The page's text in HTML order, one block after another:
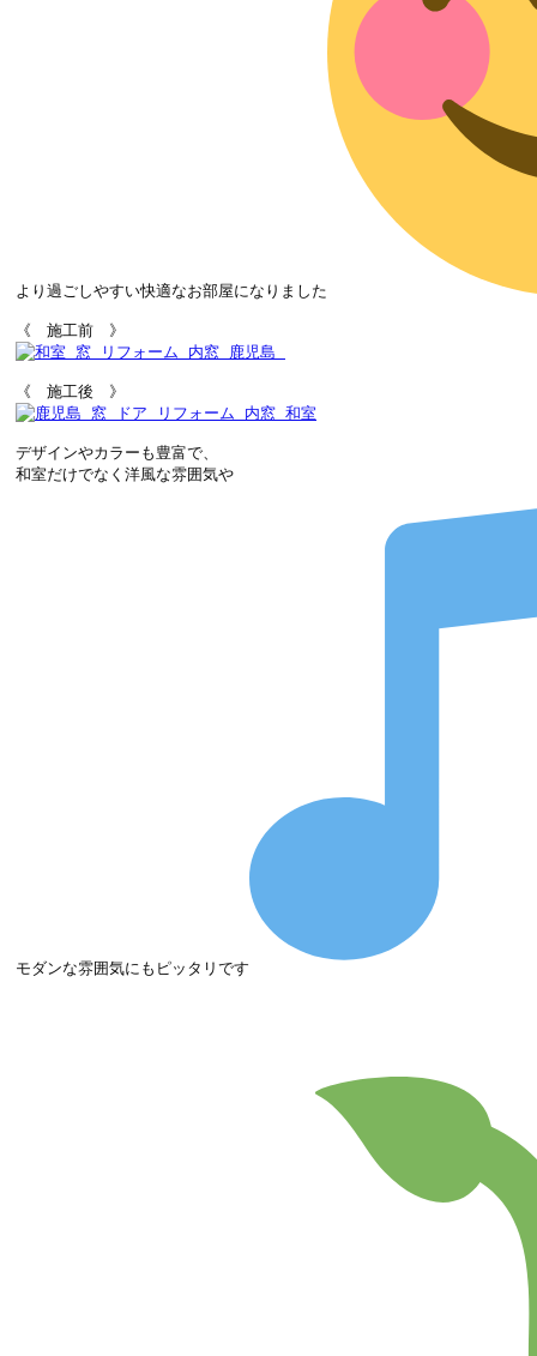
より過ごしやすい快適なお部屋になりました
デザインやカラーも豊富で、
和室だけでなく洋風な雰囲気や
モダンな雰囲気にもピッタリです